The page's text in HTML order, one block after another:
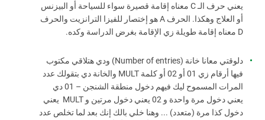
يعني حرف الـ C معناه إقامة قصيرة سواء للسياحة أو البيزنس
أو العلاج وهكذا. الحرف A هو إختصار للفيزا الترانزيت والحرف
D معناه إقامة طويلة زي الإقامة بغرض الدراسة وكده.
دلوقتي معانا خانة (Number of entries) ودي هتلاقي مكتوب
فيها أرقام زي 01 أو 02 أو كلمة MULT والخانة دي بتقولك عدد
المرات المسموح ليك فيهم دخول منطقة الشنجن – 01 دي
يعني دخول مرة واحدة و 02 يعني دخول مرتين و MULT يعني
دخول كذا مرة (متعدد) ... وهنا خلي بالك إنك بعد لما تخلص عدد